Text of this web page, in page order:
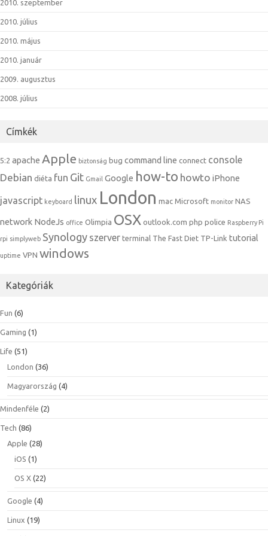
2010. szeptember
2010. július
2010. május
2010. január
2009. augusztus
2008. július
Címkék
5:2 apache Apple biztonság bug command line connect console
Debian diéta fun Git Gmail Google how-to howto iPhone
javascript keyboard linux London mac Microsoft monitor NAS
network NodeJs office Olimpia OSX outlook.com php police Raspberry Pi
rpi simplyweb Synology szerver terminal The Fast Diet TP-Link tutorial
uptime VPN windows
Kategóriák
Fun (6)
Gaming (1)
Life (51)
London (36)
Magyarország (4)
Mindenféle (2)
Tech (86)
Apple (28)
iOS (1)
OS X (22)
Google (4)
Linux (19)